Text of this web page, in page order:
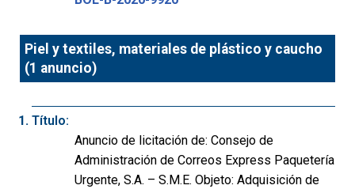
Piel y textiles, materiales de plástico y caucho
(1 anuncio)
Título:
Anuncio de licitación de: Consejo de
Administración de Correos Express Paquetería
Urgente, S.A. – S.M.E. Objeto: Adquisición de